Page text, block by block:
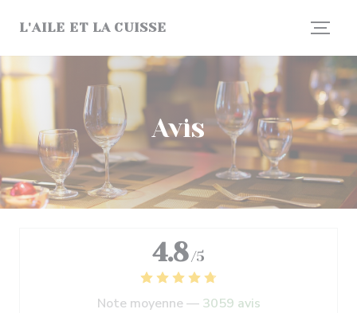
L'AILE ET LA CUISSE
Avis
4.8 /5
Note moyenne — 3059 avis